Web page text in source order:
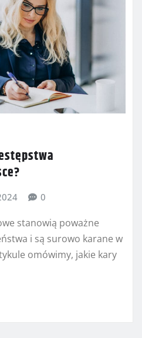
0
stanowią poważne
i są surowo karane w
omówimy, jakie kary